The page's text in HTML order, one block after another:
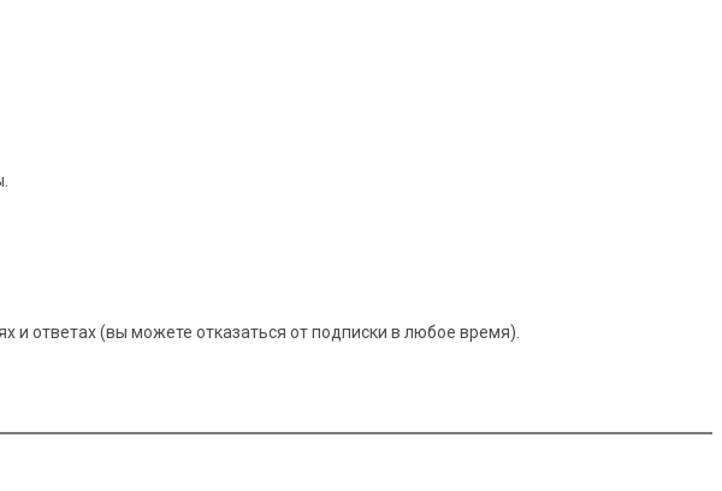
ответах (вы можете отказаться от подписки в любое время).